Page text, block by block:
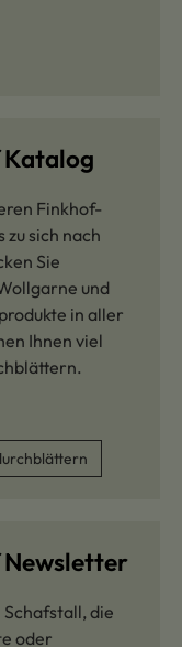
Finkhof-
zu sich nach
Sie
und
in aller
Ihnen viel
Schafstall, die
oder